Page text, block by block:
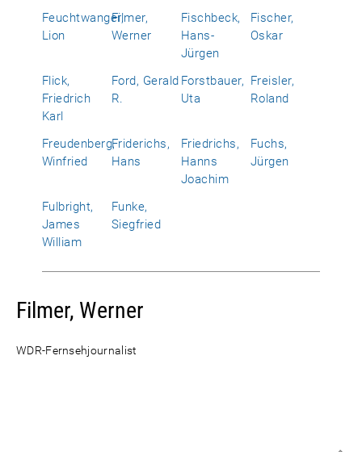
Feuchtwanger,
Lion
Filmer,
Werner
Fischbeck,
Hans-
Jürgen
Fischer,
Oskar
Flick,
Friedrich
Karl
Ford, Gerald
R.
Forstbauer,
Uta
Freisler,
Roland
Freudenberg,
Winfried
Friderichs,
Hans
Friedrichs,
Hanns
Joachim
Fuchs,
Jürgen
Fulbright,
James
William
Funke,
Siegfried
Filmer, Werner
WDR-Fernsehjournalist